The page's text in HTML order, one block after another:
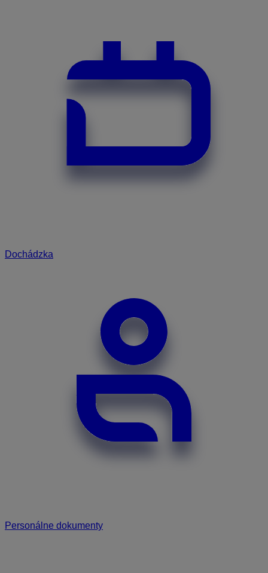
Dochádzka
Personálne dokumenty